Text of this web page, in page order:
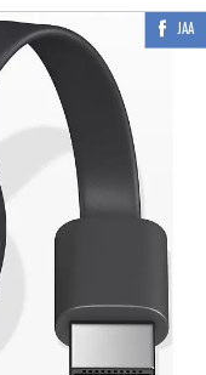
JAA